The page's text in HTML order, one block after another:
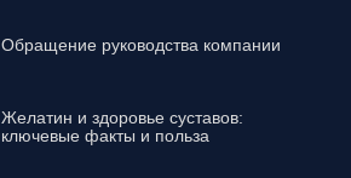
Обращение руководства компании
Желатин и здоровье суставов:
ключевые факты и польза